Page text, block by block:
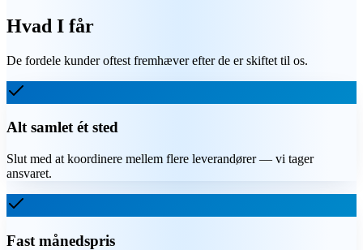
Hvad I får
De fordele kunder oftest fremhæver efter de er skiftet til os.
Alt samlet ét sted
Slut med at koordinere mellem flere leverandører — vi tager
ansvaret.
Fast månedspris